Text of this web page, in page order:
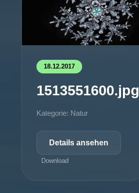
18.12.2017
1513551600.jpg
Kategorie: Natur
Details ansehen
Download